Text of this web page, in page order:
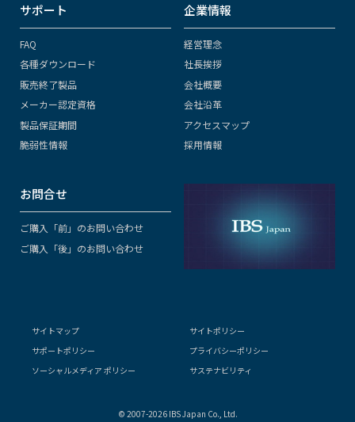
サポート
FAQ
各種ダウンロード
販売終了製品
メーカー認定資格
製品保証期間
脆弱性情報
企業情報
経営理念
社長挨拶
会社概要
会社沿革
アクセスマップ
採用情報
お問合せ
ご購入「前」のお問い合わせ
ご購入「後」のお問い合わせ
サイトマップ
サイトポリシー
サポートポリシー
プライバシーポリシー
ソーシャルメディア ポリシー
サステナビリティ
© 2007-2026 IBS Japan Co., Ltd.